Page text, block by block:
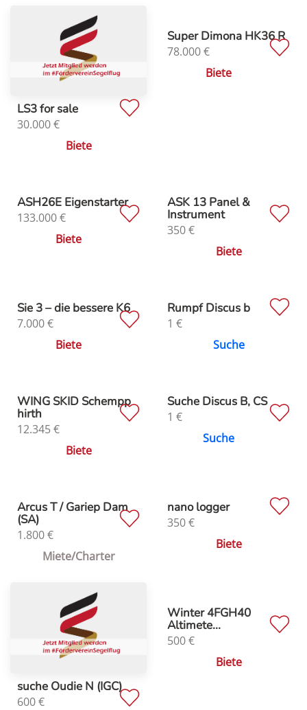
LS3 for sale
30.000€
Biete
Super Dimona HK36 R
78.000€
Biete
ASH26E Eigenstarter
133.000€
Biete
ASK 13 Panel &
Instrument
350€
Biete
Sie 3 – die bessere K6
7.000€
Biete
Rumpf Discus b
1 €
Suche
WING SKID Schempp
hirth
12.345€
Biete
Suche Discus B, CS
1 €
Suche
Arcus T / Gariep Dam
(SA)
1.800€
Miete/Charter
nano logger
350€
Biete
suche Oudie N (IGC)
600€
Winter 4FGH40
Altimete...
500€
Biete